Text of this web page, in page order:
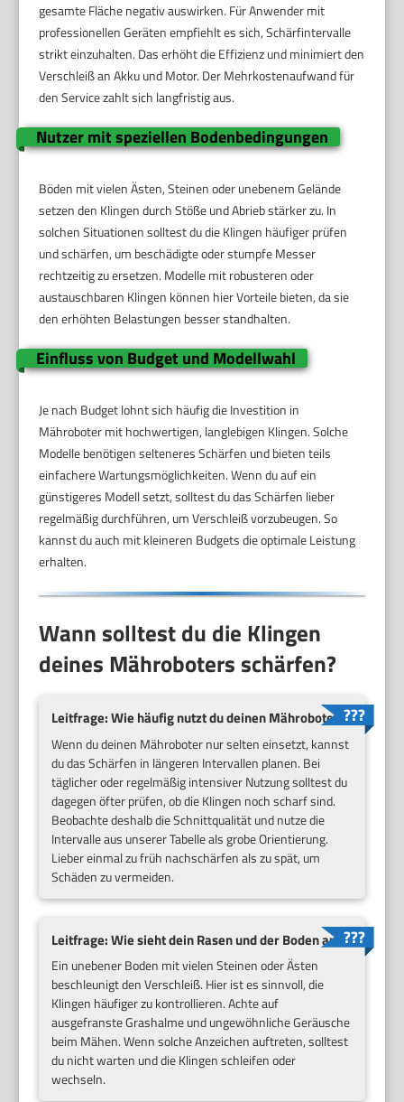
gesamte Fläche negativ auswirken. Für Anwender mit
professionellen Geräten empfiehlt es sich, Schärfintervalle
strikt einzuhalten. Das erhöht die Effizienz und minimiert den
Verschleiß an Akku und Motor. Der Mehrkostenaufwand für
den Service zahlt sich langfristig aus.
Nutzer mit speziellen Bodenbedingungen
Böden mit vielen Ästen, Steinen oder unebenem Gelände
setzen den Klingen durch Stöße und Abrieb stärker zu. In
solchen Situationen solltest du die Klingen häufiger prüfen
und schärfen, um beschädigte oder stumpfe Messer
rechtzeitig zu ersetzen. Modelle mit robusteren oder
austauschbaren Klingen können hier Vorteile bieten, da sie
den erhöhten Belastungen besser standhalten.
Einfluss von Budget und Modellwahl
Je nach Budget lohnt sich häufig die Investition in
Mähroboter mit hochwertigen, langlebigen Klingen. Solche
Modelle benötigen selteneres Schärfen und bieten teils
einfachere Wartungsmöglichkeiten. Wenn du auf ein
günstigeres Modell setzt, solltest du das Schärfen lieber
regelmäßig durchführen, um Verschleiß vorzubeugen. So
kannst du auch mit kleineren Budgets die optimale Leistung
erhalten.
Wann solltest du die Klingen
deines Mähroboters schärfen?
Leitfrage: Wie häufig nutzt du deinen Mähroboter?
Wenn du deinen Mähroboter nur selten einsetzt, kannst
du das Schärfen in längeren Intervallen planen. Bei
täglicher oder regelmäßig intensiver Nutzung solltest du
dagegen öfter prüfen, ob die Klingen noch scharf sind.
Beobachte deshalb die Schnittqualität und nutze die
Intervalle aus unserer Tabelle als grobe Orientierung.
Lieber einmal zu früh nachschärfen als zu spät, um
Schäden zu vermeiden.
Leitfrage: Wie sieht dein Rasen und der Boden aus?
Ein unebener Boden mit vielen Steinen oder Ästen
beschleunigt den Verschleiß. Hier ist es sinnvoll, die
Klingen häufiger zu kontrollieren. Achte auf
ausgefranste Grashalme und ungewöhnliche Geräusche
beim Mähen. Wenn solche Anzeichen auftreten, solltest
du nicht warten und die Klingen schleifen oder
wechseln.